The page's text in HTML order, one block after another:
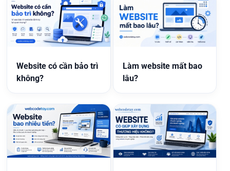
Website có cần bảo trì
không?
Làm website mất bao
lâu?